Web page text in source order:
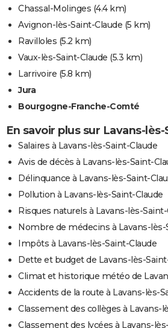
Chassal-Molinges (4.4 km)
Avignon-lès-Saint-Claude (5 km)
Ravilloles (5.2 km)
Vaux-lès-Saint-Claude (5.3 km)
Larrivoire (5.8 km)
Jura
Bourgogne-Franche-Comté
En savoir plus sur Lavans-
Salaires à Lavans-lès-Saint-Claude
Avis de décès à Lavans-lès-Saint-
Délinquance à Lavans-lès-Saint-
Pollution à Lavans-lès-Saint-Claude
Risques naturels à Lavans-lès-
Nombre de médecins à Lavans-lès-
Impôts à Lavans-lès-Saint-Claude
Dette et budget de Lavans-lès-
Climat et historique météo de
Accidents de la route à Lavans-lès-
Classement des collèges à Lavans-
Classement des lycées à Lavans-